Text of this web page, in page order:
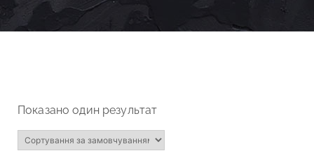
Показано один результат